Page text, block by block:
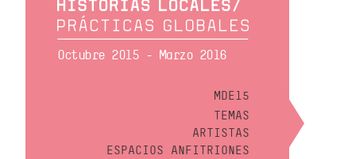
Octubre 2015 - Marzo 2016
MDE15
TEMAS
ARTISTAS
ESPACIOS ANFITRIONES